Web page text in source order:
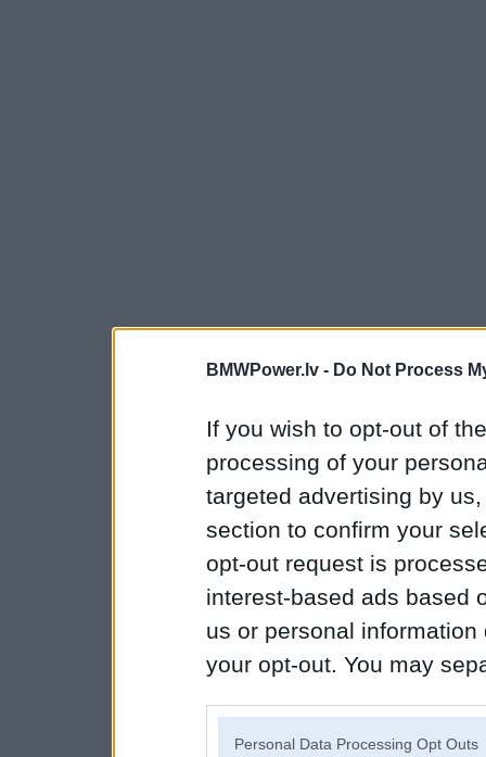
BMWPower.lv - Do Not Process
If you wish to opt-out of
processing of your
targeted advertising by
section to confirm your
opt-out request is
interest-based ads based
us or personal
your opt-out. You may
Personal Data Processing Opt Outs